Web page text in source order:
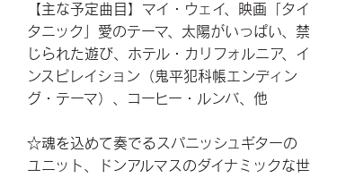
【主な予定曲目】マイ・ウェイ、映画「タイ
タニック」愛のテーマ、太陽がいっぱい、禁
じられた遊び、ホテル・カリフォルニア、イ
ンスピレイション（鬼平犯科帳エンディン
グ・テーマ）、コーヒー・ルンバ、他
☆魂を込めて奏でるスパニッシュギターの
ユニット、ドンアルマスのダイナミックな世